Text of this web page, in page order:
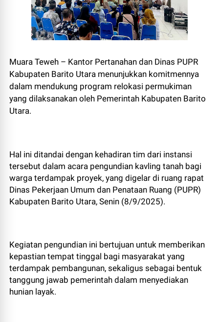
Muara Teweh – Kantor Pertanahan dan Dinas PUPR
Kabupaten Barito Utara menunjukkan komitmennya
dalam mendukung program relokasi permukiman
yang dilaksanakan oleh Pemerintah Kabupaten Barito
Utara.
Hal ini ditandai dengan kehadiran tim dari instansi
tersebut dalam acara pengundian kavling tanah bagi
warga terdampak proyek, yang digelar di ruang rapat
Dinas Pekerjaan Umum dan Penataan Ruang (PUPR)
Kabupaten Barito Utara, Senin (8/9/2025).
Kegiatan pengundian ini bertujuan untuk memberikan
kepastian tempat tinggal bagi masyarakat yang
terdampak pembangunan, sekaligus sebagai bentuk
tanggung jawab pemerintah dalam menyediakan
hunian layak.